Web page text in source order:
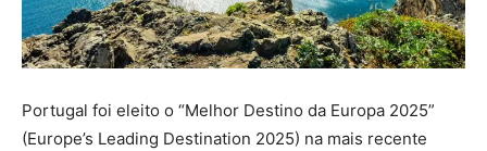
Portugal foi eleito o “Melhor Destino da Europa 2025”
(Europe’s Leading Destination 2025) na mais recente